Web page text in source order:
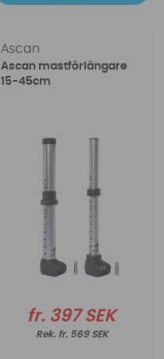
Ascan
Ascan mastförlängare
15-45cm
fr. 397 SEK
fr. 569 SEK